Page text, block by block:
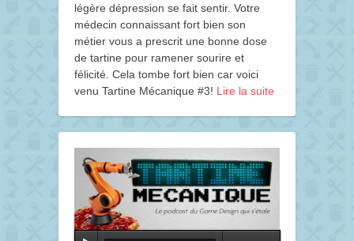
légère dépression se fait sentir. Votre
médecin connaissant fort bien son
métier vous a prescrit une bonne dose
de tartine pour ramener sourire et
félicité. Cela tombe fort bien car voici
venu Tartine Mécanique #3! Lire la suite